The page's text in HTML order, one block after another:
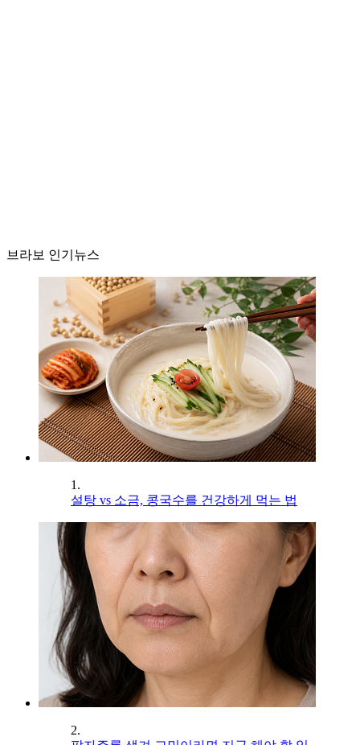
브라보 인기뉴스
1.
설탕 vs 소금, 콩국수를 건강하게 먹는 법
2.